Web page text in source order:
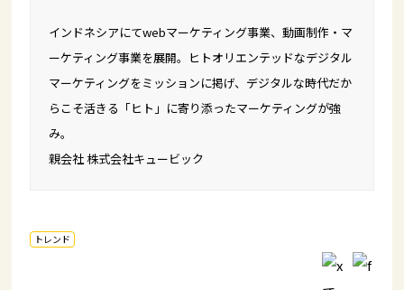
インドネシアにてwebマーケティング事業、動画制作・マ
ーケティング事業を展開。ヒトオリエンテッドなデジタル
マーケティングをミッションに掲げ、デジタルな時代だか
らこそ活きる「ヒト」に寄り添ったマーケティングが強
み。
親会社 株式会社キュービック
トレンド